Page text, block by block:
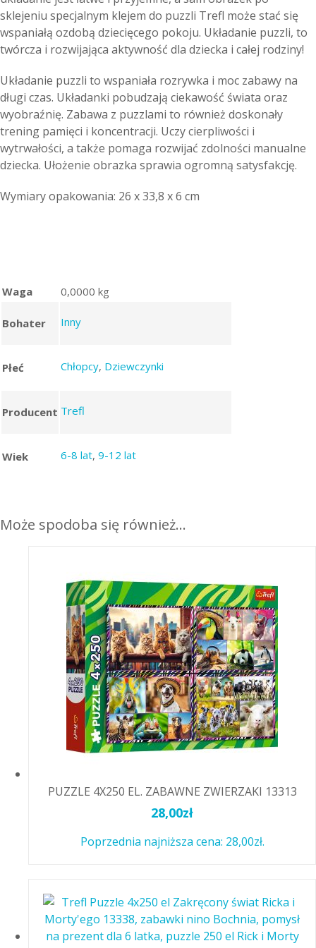
sklejeniu specjalnym klejem do puzzli Trefl może stać się
wspaniałą ozdobą dziecięcego pokoju. Układanie puzzli, to
twórcza i rozwijająca aktywność dla dziecka i całej rodziny!
Układanie puzzli to wspaniała rozrywka i moc zabawy na
długi czas. Układanki pobudzają ciekawość świata oraz
wyobraźnię. Zabawa z puzzlami to również doskonały
trening pamięci i koncentracji. Uczy cierpliwości i
wytrwałości, a także pomaga rozwijać zdolności manualne
dziecka. Ułożenie obrazka sprawia ogromną satysfakcję.
Wymiary opakowania: 26 x 33,8 x 6 cm
Waga 0,0000 kg
Bohater Inny
Płeć Chłopcy, Dziewczynki
Producent Trefl
Wiek 6-8 lat, 9-12 lat
Może spodoba się również…
PUZZLE 4X250 EL. ZABAWNE ZWIERZAKI 13313
28,00zł
Poprzednia najniższa cena: 28,00zł.